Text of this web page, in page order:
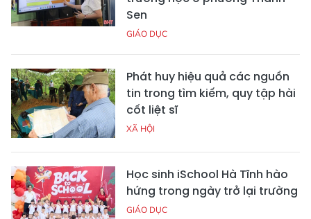
Sen
GIÁO DỤC
Phát huy hiệu quả các nguồn
tin trong tìm kiếm, quy tập hài
cốt liệt sĩ
XÃ HỘI
Học sinh iSchool Hà Tĩnh hào
hứng trong ngày trở lại trường
GIÁO DỤC